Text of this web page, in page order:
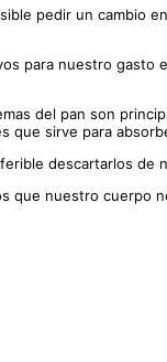
pedir un cambio
para nuestro
del pan son
sirve para
descartarlos de
que nuestro